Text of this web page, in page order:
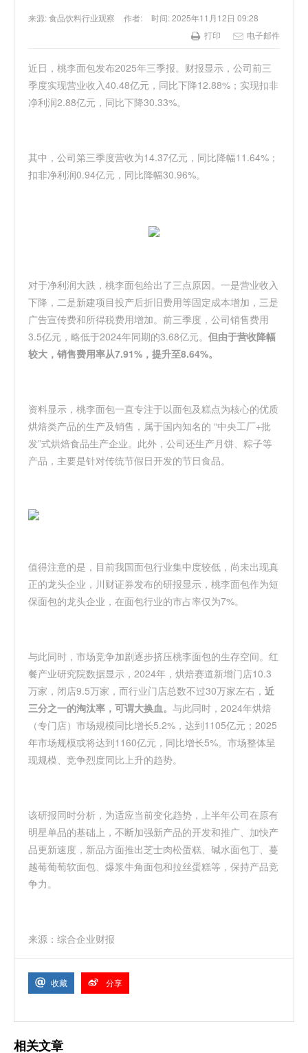
来源:食品饮料行业观察 作者: 时间:2025年11月12日 09:28
打印
电子邮件
近日，桃李面包发布2025年三季报。财报显示，公司前三
季度实现营业收入40.48亿元，同比下降12.88%；实现扣非
净利润2.88亿元，同比下降30.33%。
其中，公司第三季度营收为14.37亿元，同比降幅11.64%；
扣非净利润0.94亿元，同比降幅30.96%。
对于净利润大跌，桃李面包给出了三点原因。一是营业收入
下降，二是新建项目投产后折旧费用等固定成本增加，三是
广告宣传费和所得税费用增加。前三季度，公司销售费用
3.5亿元，略低于2024年同期的3.68亿元。 但由于营收降幅
较大，销售费用率从7.91%，提升至8.64%。
资料显示，桃李面包一直专注于以面包及糕点为核心的优质
烘焙类产品的生产及销售，属于国内知名的 “中央工厂+批
发”式烘焙食品生产企业。此外，公司还生产月饼、粽子等
产品，主要是针对传统节假日开发的节日食品。
值得注意的是，目前我国面包行业集中度较低，尚未出现真
正的龙头企业，川财证券发布的研报显示，桃李面包作为短
保面包的龙头企业，在面包行业的市占率仅为7%。
与此同时，市场竞争加剧逐步挤压桃李面包的生存空间。红
餐产业研究院数据显示，2024年，烘焙赛道新增门店10.3
万家，闭店9.5万家，而行业门店总数不过30万家左右， 近
三分之一的淘汰率，可谓大换血。 与此同时，2024年烘焙
（专门店）市场规模同比增长5.2%，达到1105亿元；2025
年市场规模或将达到1160亿元，同比增长5%。市场整体呈
现规模、竞争烈度同比上升的趋势。
该研报同时分析，为适应当前变化趋势，上半年公司在原有
明星单品的基础上，不断加强新产品的开发和推广、加快产
品更新速度，新品方面推出芝士肉松蛋糕、碱水面包丁、蔓
越莓葡萄软面包、爆浆牛角面包和拉丝蛋糕等，保持产品竞
争力。
来源：综合企业财报
收藏 分享
相关文章